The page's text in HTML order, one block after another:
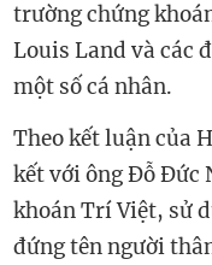
trường chứng
Louis Land và các
một số cá nhân.
Theo kết luận của
kết với ông Đỗ Đức
khoán Trí Việt, sử
đứng tên người